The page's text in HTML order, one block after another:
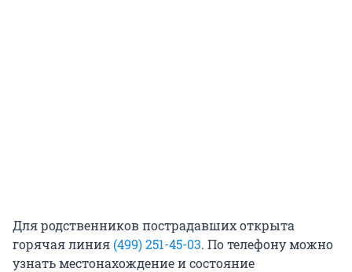
Для родственников пострадавших открыта
горячая линия (499) 251-45-03. По телефону можно
узнать местонахождение и состояние